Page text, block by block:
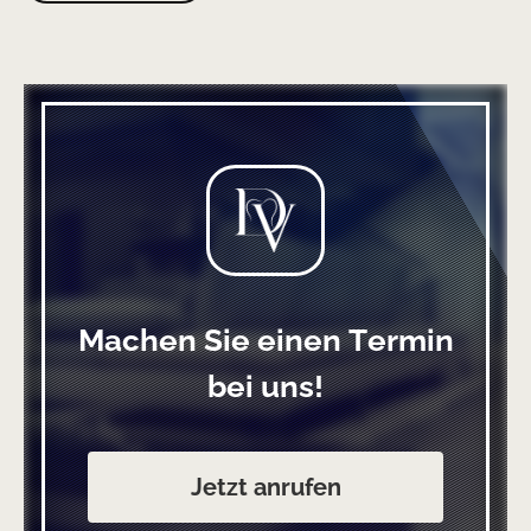
Machen Sie einen Termin
bei uns!
Jetzt anrufen